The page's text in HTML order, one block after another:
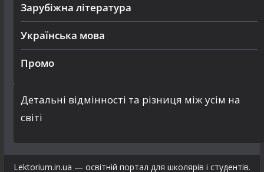
Зарубіжна література
Українська мова
Промо
Детальні відмінності та різниця між усім на
світі
Lektorium.in.ua — освітній портал для школярів і студентів.